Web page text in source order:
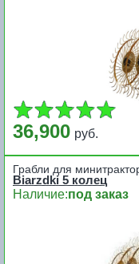
36,900 руб.
Грабли для
Biarzdki 5 колец
Наличие:под заказ